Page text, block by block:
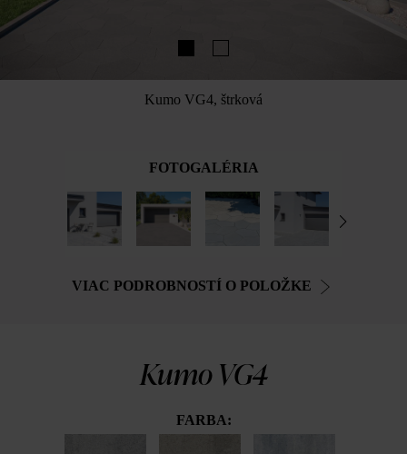
Kumo VG4, štrková
FOTOGALÉRIA
VIAC PODROBNOSTÍ O POLOŽKE
Kumo VG4
FARBA: